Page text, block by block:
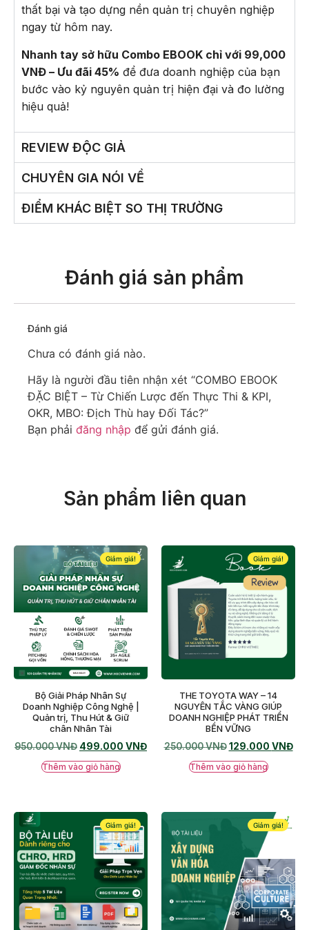
thất bại và tạo dựng nền quản trị chuyên nghiệp
ngay từ hôm nay.
Nhanh tay sở hữu Combo EBOOK chỉ với 99,000
VNĐ – Ưu đãi 45% để đưa doanh nghiệp của bạn
bước vào kỷ nguyên quản trị hiện đại và đo lường
hiệu quả!
REVIEW ĐỘC GIẢ
CHUYÊN GIA NÓI VỀ
ĐIỂM KHÁC BIỆT SO THỊ TRƯỜNG
Đánh giá sản phẩm
Đánh giá
Chưa có đánh giá nào.
Hãy là người đầu tiên nhận xét “COMBO EBOOK
ĐẶC BIỆT – Từ Chiến Lược đến Thực Thi & KPI,
OKR, MBO: Địch Thù hay Đối Tác?”
Bạn phải đăng nhập để gửi đánh giá.
Sản phẩm liên quan
Giảm giá!
Bộ Giải Pháp Nhân Sự
Doanh Nghiệp Công Nghệ |
Quản trị, Thu Hút & Giữ
chân Nhân Tài
950.000VNĐ 499.000 VNĐ
Thêm vào giỏ hàng
Giảm giá!
THE TOYOTA WAY – 14
NGUYÊN TẮC VÀNG GIÚP
DOANH NGHIỆP PHÁT TRIỂN
BỀN VỮNG
250.000VNĐ 129.000 VNĐ
Thêm vào giỏ hàng
Giảm giá! Giảm giá!